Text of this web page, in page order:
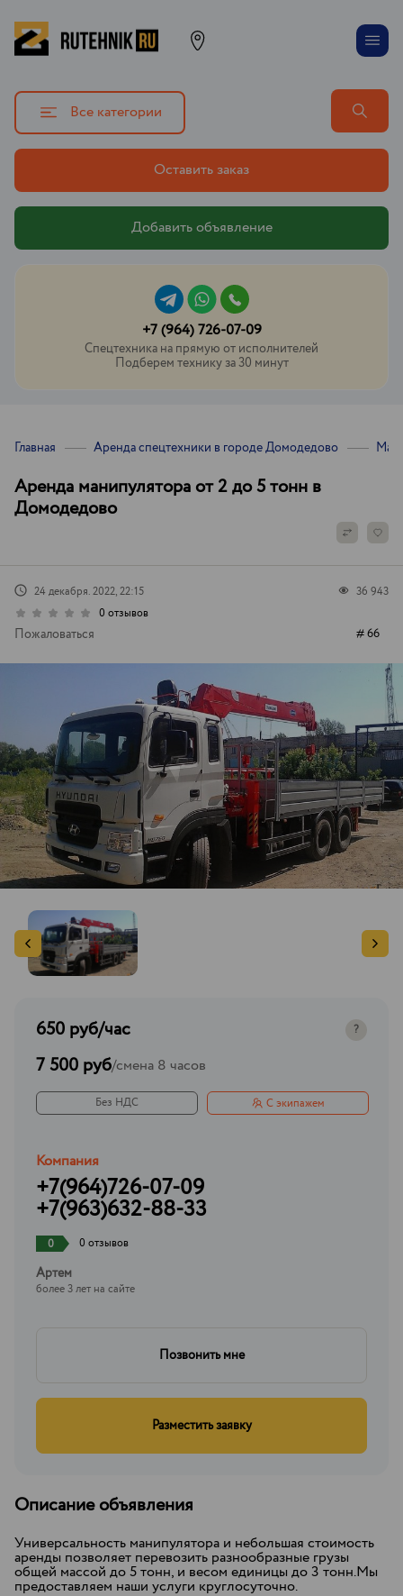
Все категории
Оставить заказ
Добавить объявление
+7 (964) 726-07-09
Спецтехника на прямую от исполнителей
Подберем технику за 30 минут
Главная Аренда спецтехники в городе Домодедово
Аренда манипулятора от 2 до 5 тонн в
Домодедово
24 декабря. 2022, 22:15
36 943
0 отзывов
Пожаловаться # 66
650 руб/час ?
7 500 руб/смена 8 часов
Без НДС С экипажем
Компания
+7(964)726-07-09
+7(963)632-88-33
0 0 отзывов
Артем
более 3 лет на сайте
Позвонить мне
Разместить заявку
Описание объявления
Универсальность манипулятора и небольшая стоимость
аренды позволяет перевозить разнообразные грузы
общей массой до 5 тонн, и весом единицы до 3 тонн.Мы
предоставляем наши услуги круглосуточно.